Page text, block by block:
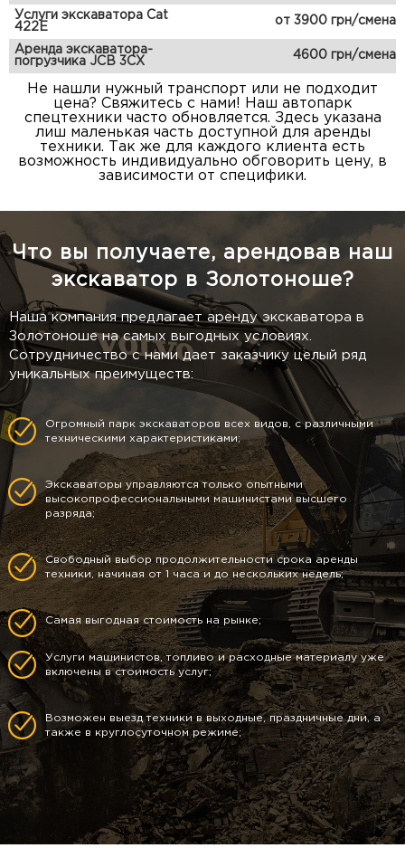
Услуги экскаватора Cat
422E
от 3900 грн/смена
Аренда экскаватора-
погрузчика JCB 3CX
4600 грн/смена
Не нашли нужный транспорт или не подходит
цена? Свяжитесь с нами! Наш автопарк
спецтехники часто обновляется. Здесь указана
лиш маленькая часть доступной для аренды
техники. Так же для каждого клиента есть
возможность индивидуально обговорить цену, в
зависимости от специфики.
Что вы получаете, арендовав наш
экскаватор в Золотоноше?
Наша компания предлагает аренду экскаватора в
Золотоноше на самых выгодных условиях.
Сотрудничество с нами дает заказчику целый ряд
уникальных преимуществ:
Огромный парк экскаваторов всех видов, с различными
техническими характеристиками;
Экскаваторы управляются только опытными
высокопрофессиональными машинистами высшего
разряда;
Свободный выбор продолжительности срока аренды
техники, начиная от 1 часа и до нескольких недель;
Самая выгодная стоимость на рынке;
Услуги машинистов, топливо и расходные материалу уже
включены в стоимость услуг;
Возможен выезд техники в выходные, праздничные дни, а
также в круглосуточном режиме;